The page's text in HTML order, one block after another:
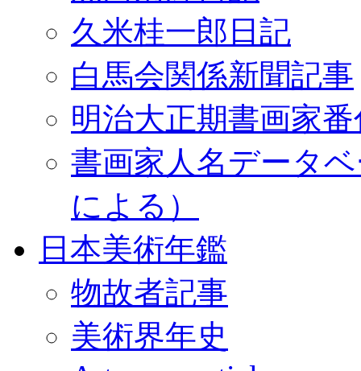
久米桂一郎日記
白馬会関係新聞記事
明治大正期書画家
書画家人名データ
による）
日本美術年鑑
物故者記事
美術界年史